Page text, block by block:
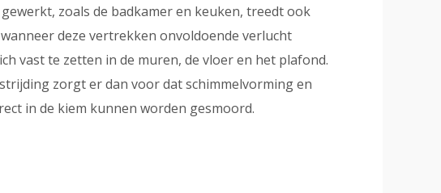
zoals de badkamer en keuken, treedt ook
deze vertrekken onvoldoende verlucht
vast te zetten in de muren, de vloer en het plafond.
zorgt er dan voor dat schimmelvorming en
in de kiem kunnen worden gesmoord.